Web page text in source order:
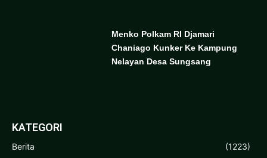
Menko Polkam RI Djamari
Chaniago Kunker Ke Kampung
Nelayan Desa Sungsang
KATEGORI
Berita (1223)